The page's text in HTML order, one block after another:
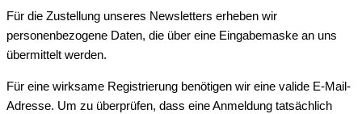
Für die Zustellung unseres Newsletters erheben wir
personenbezogene Daten, die über eine Eingabemaske an uns
übermittelt werden.
Für eine wirksame Registrierung benötigen wir eine valide E-Mail-
Adresse. Um zu überprüfen, dass eine Anmeldung tatsächlich